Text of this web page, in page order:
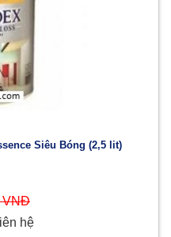
Siêu Bóng (2,5 lit)
VNĐ
hệ